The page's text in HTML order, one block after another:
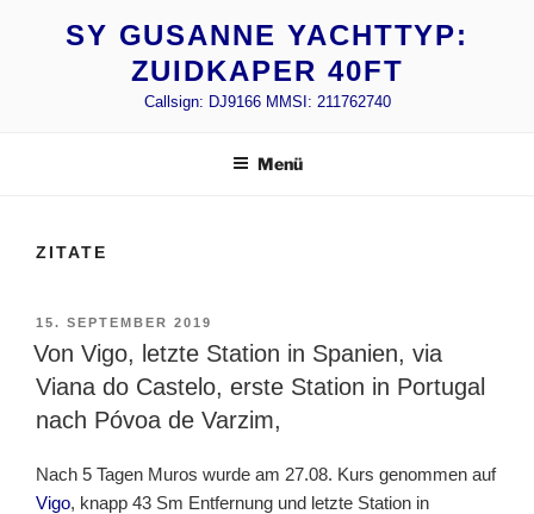
SY GUSANNE YACHTTYP:
ZUIDKAPER 40FT
Callsign: DJ9166 MMSI: 211762740
Menü
ZITATE
VERÖFFENTLICHT
AM
15. SEPTEMBER 2019
Von Vigo, letzte Station in Spanien, via
Viana do Castelo, erste Station in Portugal
nach Póvoa de Varzim,
Nach 5 Tagen Muros wurde am 27.08. Kurs genommen auf
Vigo, knapp 43 Sm Entfernung und letzte Station in